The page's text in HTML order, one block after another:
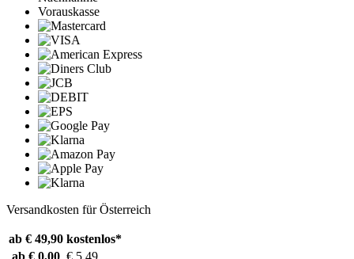
Vorauskasse
Versandkosten für Österreich
ab € 49,90 kostenlos*
ab € 0,00 € 5,49